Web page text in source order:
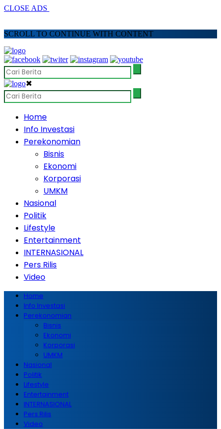
CLOSE ADS
SCROLL TO CONTINUE WITH CONTENT
✖
Home
Info Investasi
Perekonomian
Bisnis
Ekonomi
Korporasi
UMKM
Nasional
Politik
Lifestyle
Entertainment
INTERNASIONAL
Pers Rilis
Video
Home
Info Investasi
Perekonomian
Bisnis
Ekonomi
Korporasi
UMKM
Nasional
Politik
Lifestyle
Entertainment
INTERNASIONAL
Pers Rilis
Video